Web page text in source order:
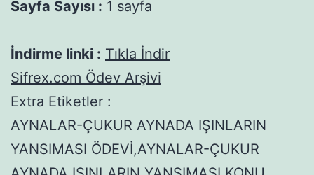
Sayfa Sayısı : 1 sayfa
İndirme linki : Tıkla İndir
Sifrex.com Ödev Arşivi
Extra Etiketler :
AYNALAR-ÇUKUR AYNADA IŞINLARIN
YANSIMASI ÖDEVİ,AYNALAR-ÇUKUR